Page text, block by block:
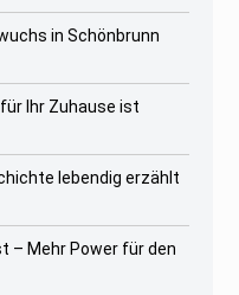
in Schönbrunn
Ihr Zuhause ist
lebendig erzählt
– Mehr Power für den